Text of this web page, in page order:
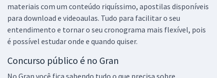
materiais com um conteúdo riquíssimo, apostilas disponíveis
para download e videoaulas. Tudo para facilitar o seu
entendimento e tornar o seu cronograma mais flexível, pois
é possível estudar onde e quando quiser.
Concurso público é no Gran
No Gran você fica sabendo tudo o que precisa sobre